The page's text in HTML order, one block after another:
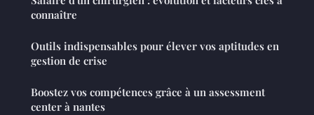
connaître
Outils indispensables pour élever vos aptitudes en
gestion de crise
Boostez vos compétences grâce à un assessment
center à nantes